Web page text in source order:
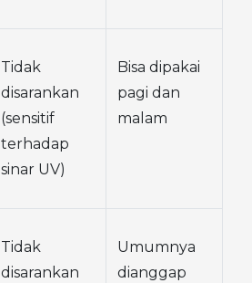
Tidak
disarankan
(sensitif
terhadap
sinar UV)
Bisa dipakai
pagi dan
malam
Tidak
disarankan
Umumnya
dianggap